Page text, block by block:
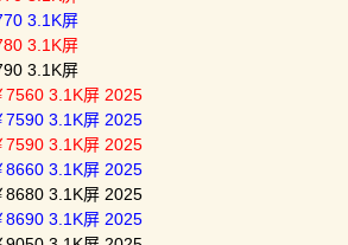
3.1K屏
3.1K屏
3.1K屏
3.1K屏 2025
3.1K屏 2025
3.1K屏 2025
3.1K屏 2025
3.1K屏 2025
3.1K屏 2025